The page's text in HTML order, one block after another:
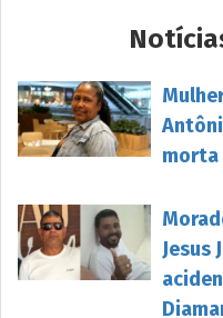
morta
Jesus